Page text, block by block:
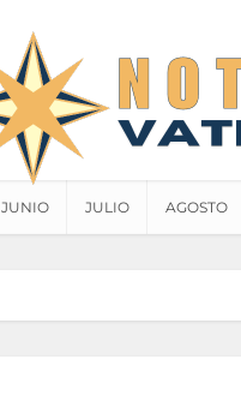
JUNIO JULIO AGOSTO